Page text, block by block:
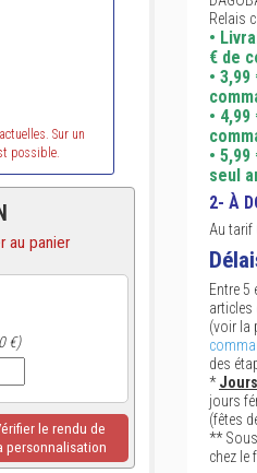
Sur un
possible.
au panier
€)
le rendu de
personnalisation
Relais
•
€ de
•
•
•
seul
2- À
Au tarif
Entre 5
(voir la
des
*
jours
(fêtes
**
chez le